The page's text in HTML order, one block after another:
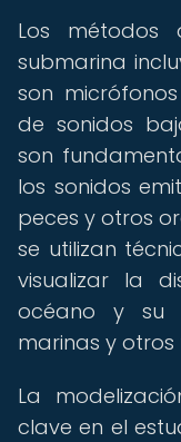
Los
submarina
son
de sonidos
son
los sonidos
peces y otros
se utilizan
visualizar la
océano y su
marinas y
La
clave en el